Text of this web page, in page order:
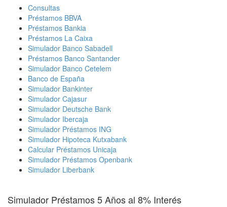
Consultas
Préstamos BBVA
Préstamos Bankia
Préstamos La Caixa
Simulador Banco Sabadell
Préstamos Banco Santander
Simulador Banco Cetelem
Banco de España
Simulador Bankinter
Simulador Cajasur
Simulador Deutsche Bank
Simulador Ibercaja
Simulador Préstamos ING
Simulador Hipoteca Kutxabank
Calcular Préstamos Unicaja
Simulador Préstamos Openbank
Simulador Liberbank
Simulador Préstamos 5 Años al 8% Interés